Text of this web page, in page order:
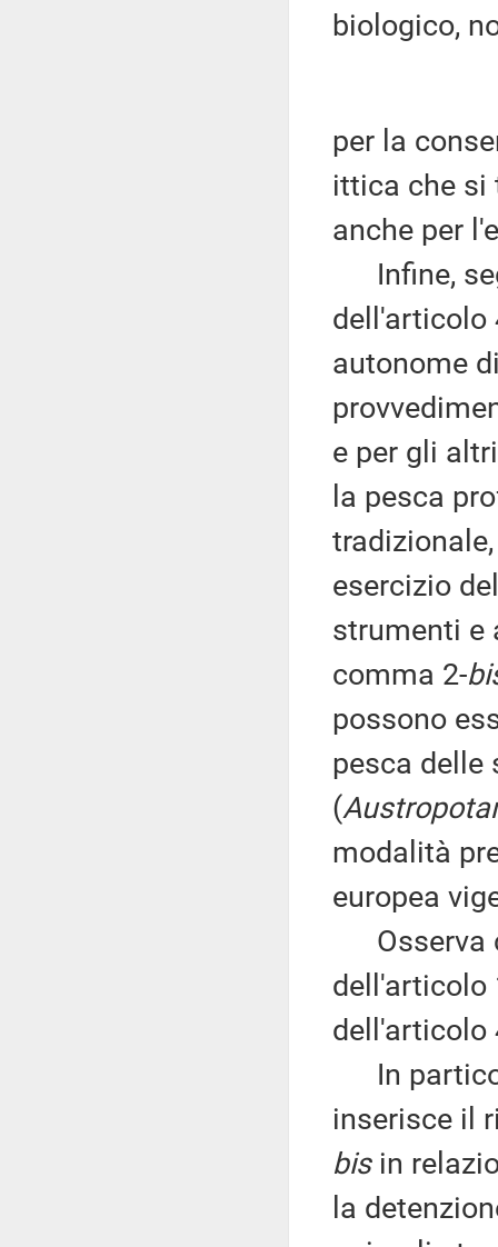
biologico,
per la
ittica che si
anche per
Infine,
dell'articolo
autonome
e per gli
la pesca
esercizio
strumenti e
comma 2-
possono
pesca delle
(
modalità
europea
Osserva
dell'articolo
dell'articolo
In
inserisce il
bisin
la